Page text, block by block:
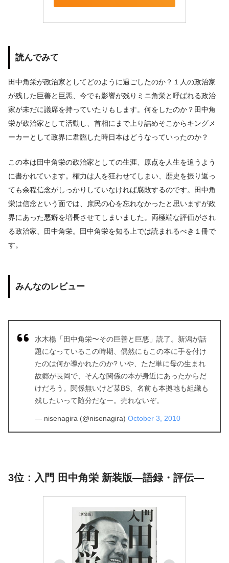
読んでみて
田中角栄が政治家としてどのように過ごしたのか？１人の政治家
が残した巨善と巨悪、今でも影響が残りミニ角栄と呼ばれる政治
家が未だに議席を持っていたりもします。何をしたのか？田中角
栄が政治家として活動し、首相にまで上り詰めそこからキングメ
ーカーとして政界に君臨した時日本はどうなっていったのか？
この本は田中角栄の政治家としての生涯、原点を人生を追うよう
に書かれています。権力は人を狂わせてしまい、歴史を振り返っ
ても余程信念がしっかりしていなければ腐敗するのです。田中角
栄は信念という面では、庶民の心を忘れなかったと思いますが政
界にあった悪癖を増長させてしまいました。両極端な評価がされ
る政治家、田中角栄。田中角栄を知る上では読まれるべき１冊で
す。
みんなのレビュー
水木楊「田中角栄〜その巨善と巨悪」読了。新潟が話
題になっているこの時期、偶然にもこの本に手を付け
たのは何か導かれたのか? いや、ただ単に母の生まれ
故郷が長岡で、そんな関係の本が身近にあったからだ
けだろう。関係無いけど某BS、名前も本拠地も組織も
残したいって随分だなー。売れないぞ。
— nisenagira (@nisenagira) October 3, 2010
3位：入門 田中角栄 新装版―語録・評伝―